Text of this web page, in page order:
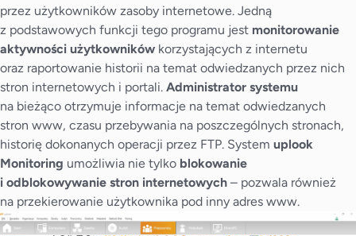
przez użytkowników zasoby internetowe. Jedną
z podstawowych funkcji tego programu jest monitorowanie
aktywności użytkowników korzystających z internetu
oraz raportowanie historii na temat odwiedzanych przez nich
stron internetowych i portali. Administrator systemu
na bieżąco otrzymuje informacje na temat odwiedzanych
stron www, czasu przebywania na poszczególnych stronach,
historię dokonanych operacji przez FTP. System uplook
Monitoring umożliwia nie tylko blokowanie
i odblokowywanie stron internetowych – pozwala również
na przekierowanie użytkownika pod inny adres www.